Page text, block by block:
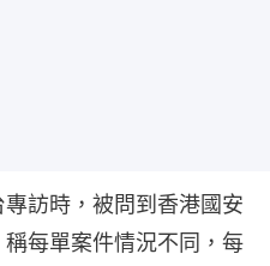
訪時，被問到香港國安
每單案件情況不同，每